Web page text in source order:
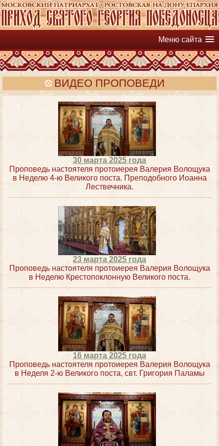
Меню сайта
ВИДЕО ПРОПОВЕДИ
30 марта 2025 года
Проповедь настоятеля протоиерея Валерия Волощука
в Неделю 4-ю Великого поста. Преподобного Иоанна
Лествечника.
23 марта 2025 года
Проповедь настоятеля протоиерея Валерия Волощука
в Неделю Крестопоклонную Великого поста.
16 марта 2025 года
Проповедь настоятеля протоиерея Валерия Волощука
в Неделя 2-ю Великого поста, свт. Григория Паламы